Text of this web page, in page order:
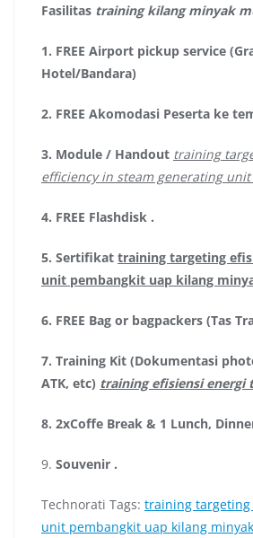
Fasilitas training kilang minyak
1. FREE Airport pickup service
Hotel/Bandara)
2. FREE Akomodasi Peserta ke
3. Module / Handout training
efficiency in steam generating
4. FREE Flashdisk .
5. Sertifikat training targeting
unit pembangkit uap kilang
6. FREE Bag or bagpackers (Tas
7. Training Kit (Dokumentasi
ATK, etc) training efisiensi energi
8. 2xCoffe Break & 1 Lunch,
9. Souvenir .
Technorati Tags: training
unit pembangkit uap kilang